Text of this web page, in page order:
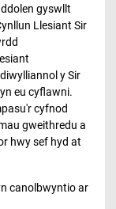
gyswllt
Llesiant Sir
y Sir
eu cyflawni.
cyfnod
gweithredu a
hwy sef hyd at
canolbwyntio ar